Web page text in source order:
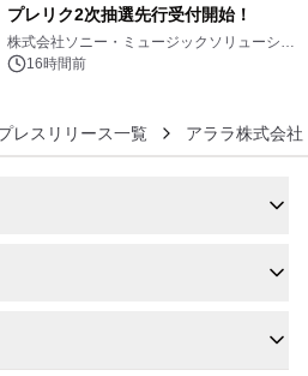
プレリク2次抽選先行受付開始！
株式会社ソニー・ミュージックソリューショ
ンズ16時間前
レスリリース一覧 アララ株式会社